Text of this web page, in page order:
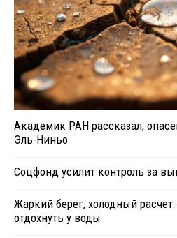
Академик РАН рассказал,
Эль-Ниньо
Соцфонд усилит контроль за
Жаркий берег, холодный
отдохнуть у воды